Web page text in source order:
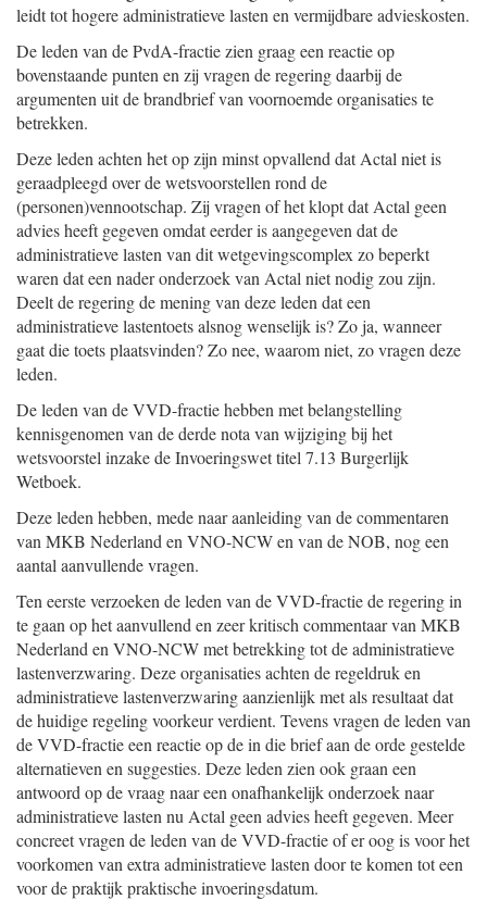
leidt tot hogere administratieve lasten en vermijdbare advieskosten.
De leden van de PvdA-fractie zien graag een reactie op
bovenstaande punten en zij vragen de regering daarbij de
argumenten uit de brandbrief van voornoemde organisaties te
betrekken.
Deze leden achten het op zijn minst opvallend dat Actal niet is
geraadpleegd over de wetsvoorstellen rond de
(personen)vennootschap. Zij vragen of het klopt dat Actal geen
advies heeft gegeven omdat eerder is aangegeven dat de
administratieve lasten van dit wetgevingscomplex zo beperkt
waren dat een nader onderzoek van Actal niet nodig zou zijn.
Deelt de regering de mening van deze leden dat een
administratieve lastentoets alsnog wenselijk is? Zo ja, wanneer
gaat die toets plaatsvinden? Zo nee, waarom niet, zo vragen deze
leden.
De leden van de VVD-fractie hebben met belangstelling
kennisgenomen van de derde nota van wijziging bij het
wetsvoorstel inzake de Invoeringswet titel 7.13 Burgerlijk
Wetboek.
Deze leden hebben, mede naar aanleiding van de commentaren
van MKB Nederland en VNO-NCW en van de NOB, nog een
aantal aanvullende vragen.
Ten eerste verzoeken de leden van de VVD-fractie de regering in
te gaan op het aanvullend en zeer kritisch commentaar van MKB
Nederland en VNO-NCW met betrekking tot de administratieve
lastenverzwaring. Deze organisaties achten de regeldruk en
administratieve lastenverzwaring aanzienlijk met als resultaat dat
de huidige regeling voorkeur verdient. Tevens vragen de leden van
de VVD-fractie een reactie op de in die brief aan de orde gestelde
alternatieven en suggesties. Deze leden zien ook graan een
antwoord op de vraag naar een onafhankelijk onderzoek naar
administratieve lasten nu Actal geen advies heeft gegeven. Meer
concreet vragen de leden van de VVD-fractie of er oog is voor het
voorkomen van extra administratieve lasten door te komen tot een
voor de praktijk praktische invoeringsdatum.